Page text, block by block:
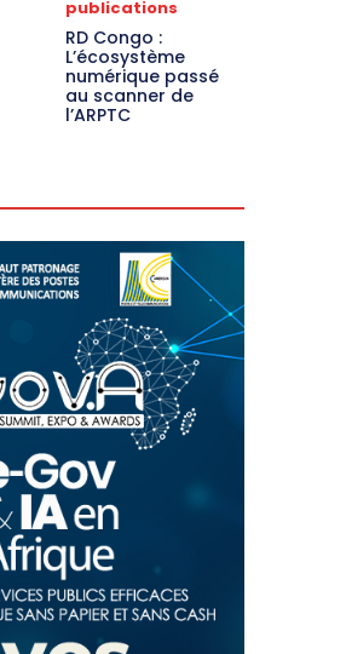
publications
RD Congo :
L’écosystème
numérique passé
au scanner de
l’ARPTC